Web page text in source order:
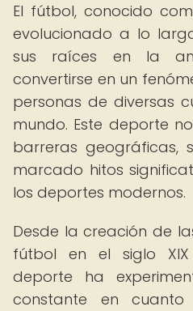
El fútbol, conocido
evolucionado a lo
sus raíces en la
convertirse en un
personas de diversas
mundo. Este deporte
barreras geográficas,
marcado hitos
los deportes modernos.
Desde la creación de
fútbol en el siglo
deporte ha
constante en